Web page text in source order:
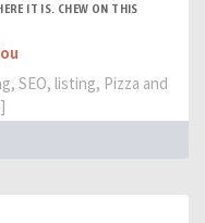
IT IS. CHEW ON THIS
SEO, listing, Pizza and